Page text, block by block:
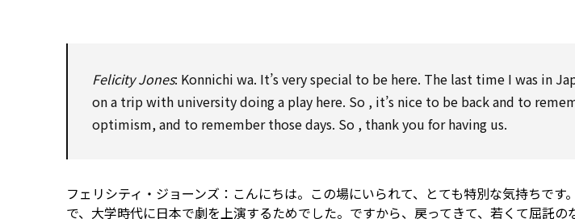
Felicity Jones: Konnichi wa. It’s very special to be here. The last time I was in
ona tripwith university doing a play here. So , it’s nice to be back and to
optimism, and to remember those days. So , thank you forhaving us.
フェリシティ・ジョーンズ：こんにちは。この場にいられて、とても特別な気持ちで
で、大学時代に日本で劇を上演するためでした。ですから、戻ってきて、若くて屈託